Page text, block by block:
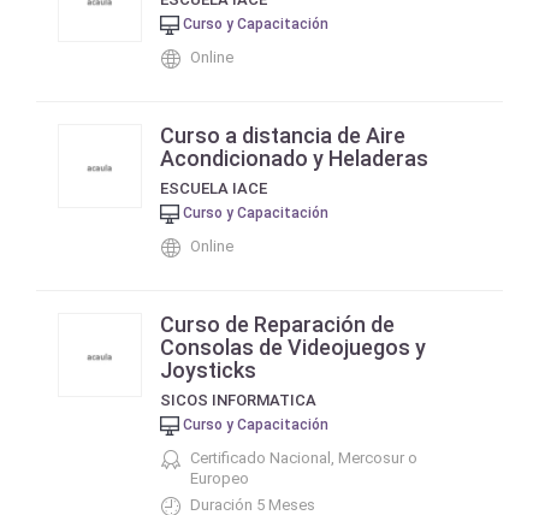
Curso y Capacitación
Online
Curso a distancia de Aire
Acondicionado y Heladeras
ESCUELA IACE
Curso y Capacitación
Online
Curso de Reparación de
Consolas de Videojuegos y
Joysticks
SICOS INFORMATICA
Curso y Capacitación
Certificado Nacional, Mercosur o
Europeo
Duración 5 Meses